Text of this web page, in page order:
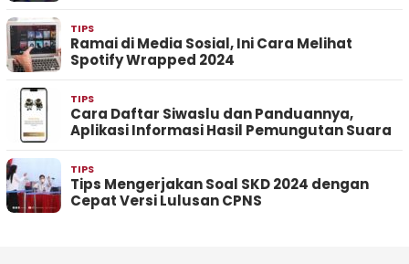
TIPS
Ramai di Media Sosial, Ini Cara Melihat
Spotify Wrapped 2024
TIPS
Cara Daftar Siwaslu dan Panduannya,
Aplikasi Informasi Hasil Pemungutan Suara
TIPS
Tips Mengerjakan Soal SKD 2024 dengan
Cepat Versi Lulusan CPNS